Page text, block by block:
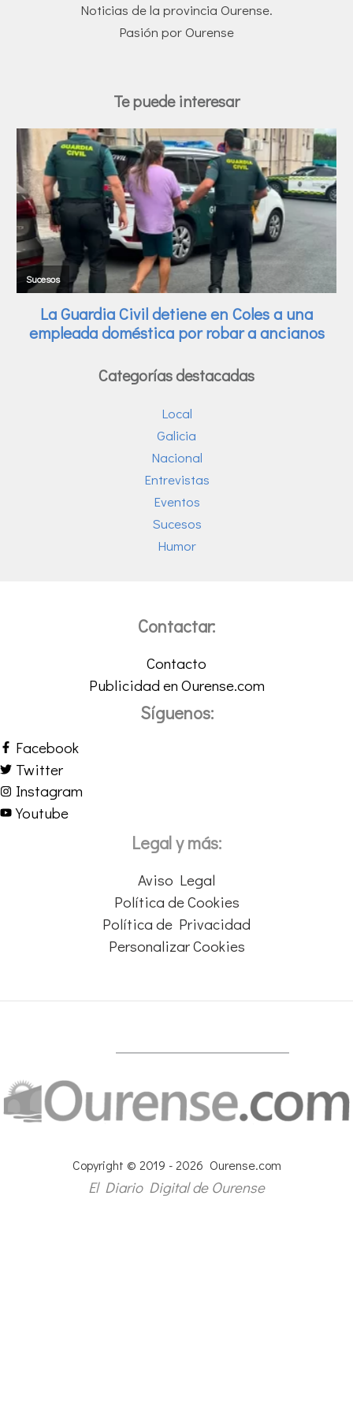
Noticias de la provincia Ourense.
Pasión por Ourense
Te puede interesar
Categorías destacadas
Local
Galicia
Nacional
Entrevistas
Eventos
Sucesos
Humor
Contactar:
Contacto
Publicidad en Ourense.com
Síguenos:
Facebook
Twitter
Instagram
Youtube
Legal y más:
Aviso Legal
Política de Cookies
Política de Privacidad
Personalizar Cookies
Copyright © 2019 - 2026 Ourense.com
El Diario Digital de Ourense